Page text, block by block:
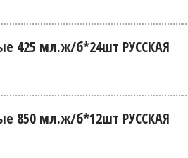
425 мл.ж/б*24шт РУССКАЯ
850 мл.ж/б*12шт РУССКАЯ